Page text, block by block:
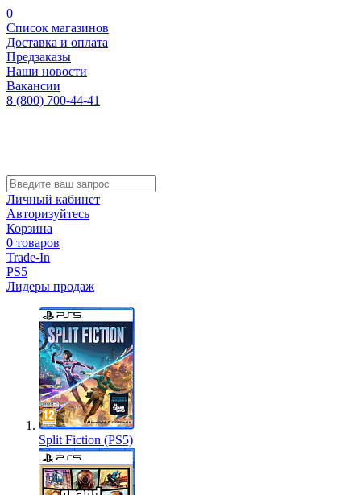
0
Список магазинов
Доставка и оплата
Предзаказы
Наши новости
Вакансии
8 (800) 700-44-41
Личный кабинет
Авторизуйтесь
Корзина
0 товаров
Trade-In
PS5
Лидеры продаж
Split Fiction (PS5)